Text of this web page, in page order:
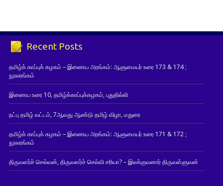
Recent Posts
தமிழ்க் காப்புக் கழகம் – இணைய அரங்கம்: ஆளுமையர் உரை 173 & 174 ;
நூலரங்கம்
இணைய உரை 10, தமிழ்க்காப்புக்கழகம், புதுதில்லி
நட்பு தமிழ் வட்டம், 7ஆவது ஆண்டு தமிழ் விழா, மதுரை
தமிழ்க் காப்புக் கழகம் – இணைய அரங்கம்: ஆளுமையர் உரை 171 & 172 ;
நூலரங்கம்
திருவளர்ச் செல்வன், திருவளர்ச் செல்வி சரியா? – இலக்குவனார் திருவள்ளுவன்